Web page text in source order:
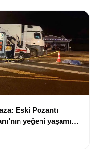
Eski Pozantı
yeğeni yaşamını